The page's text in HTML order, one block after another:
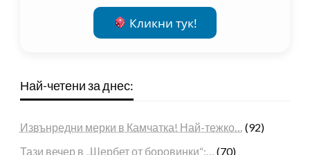
Кликни тук!
Най-четени за днес:
Извънредни мерки в Камчатка! Най-тежко…
(92)
Тази вечер в „Шербет от боровинки“:…
(70)